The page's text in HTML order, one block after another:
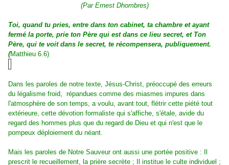
(Par Ernest Dhombres)
Toi, quand tu pries, entre dans ton cabinet, ta chambre et ayant
fermé la porte, prie ton Père qui est dans ce lieu secret, et Ton
Père, qui te voit dans le secret, te récompensera, publiquement.
(Matthieu 6.6)
Dans les paroles de notre texte, Jésus-Christ, préoccupé des erreurs
du légalisme froid, répandues comme des miasmes impures dans
l'atmosphère de son temps, a voulu, avant tout, flétrir cette piété tout
extérieure, cette dévotion formaliste qui s'affiche, s'étale, avide du
regard des hommes plus que du regard de Dieu et qui n'est que le
pompeux déploiement du néant.
Mais les paroles de Notre Sauveur ont aussi une portée positive : Il
prescrit le recueillement, la prière secrète ; Il institue le culte individuel ;